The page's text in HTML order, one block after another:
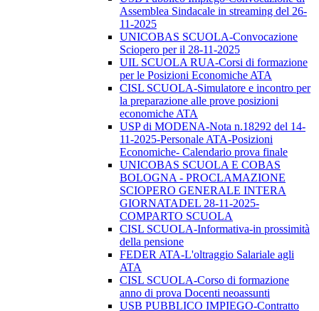
Assemblea Sindacale in streaming del 26-
11-2025
UNICOBAS SCUOLA-Convocazione
Sciopero per il 28-11-2025
UIL SCUOLA RUA-Corsi di formazione
per le Posizioni Economiche ATA
CISL SCUOLA-Simulatore e incontro per
la preparazione alle prove posizioni
economiche ATA
USP di MODENA-Nota n.18292 del 14-
11-2025-Personale ATA-Posizioni
Economiche- Calendario prova finale
UNICOBAS SCUOLA E COBAS
BOLOGNA - PROCLAMAZIONE
SCIOPERO GENERALE INTERA
GIORNATADEL 28-11-2025-
COMPARTO SCUOLA
CISL SCUOLA-Informativa-in prossimità
della pensione
FEDER ATA-L'oltraggio Salariale agli
ATA
CISL SCUOLA-Corso di formazione
anno di prova Docenti neoassunti
USB PUBBLICO IMPIEGO-Contratto